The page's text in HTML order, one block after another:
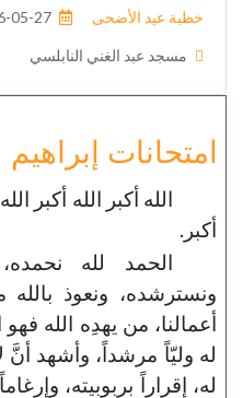
خطبة عيد الأضحى 05-27
مسجد عبد الغني النابلسي
امتحانات
الله أكبر الله أكبر
أكبر.
الحمد لله
ونسترشده، ونعوذ
أعمالنا، من يهدِه الله
له وليّاً مرشداً، وأشهد أنَّ
له، إقراراً بربوبيته،